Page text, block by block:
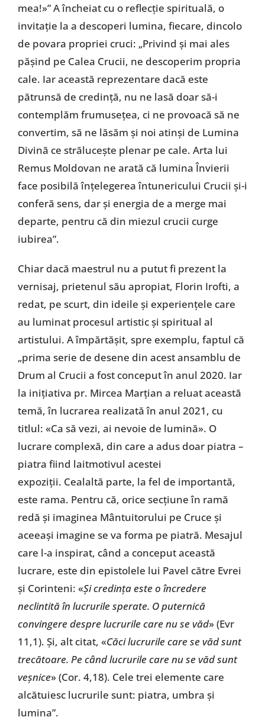
mea!»” A încheiat cu o reflecție spirituală, o
invitație la a descoperi lumina, fiecare, dincolo
de povara propriei cruci: „Privind și mai ales
pășind pe Calea Crucii, ne descoperim propria
cale. Iar această reprezentare dacă este
pătrunsă de credință, nu ne lasă doar să-i
contemplăm frumusețea, ci ne provoacă să ne
convertim, să ne lăsăm și noi atinși de Lumina
Divină ce strălucește plenar pe cale. Arta lui
Remus Moldovan ne arată că lumina Învierii
face posibilă înțelegerea întunericului Crucii și-i
conferă sens, dar și energia de a merge mai
departe, pentru că din miezul crucii curge
iubirea”.
Chiar dacă maestrul nu a putut fi prezent la
vernisaj, prietenul său apropiat, Florin Irofti, a
redat, pe scurt, din ideile și experiențele care
au luminat procesul artistic și spiritual al
artistului. A împărtășit, spre exemplu, faptul că
„prima serie de desene din acest ansamblu de
Drum al Crucii a fost conceput în anul 2020. Iar
la inițiativa pr. Mircea Marțian a reluat această
temă, în lucrarea realizată în anul 2021, cu
titlul: «Ca să vezi, ai nevoie de lumină». O
lucrare complexă, din care a adus doar piatra –
piatra fiind laitmotivul acestei
expoziții. Cealaltă parte, la fel de importantă,
este rama. Pentru că, orice secțiune în ramă
redă și imaginea Mântuitorului pe Cruce și
aceeași imagine se va forma pe piatră. Mesajul
care l-a inspirat, când a conceput această
lucrare, este din epistolele lui Pavel către Evrei
și Corinteni: «Și credința este o încredere
neclintită în lucrurile sperate. O puternică
convingere despre lucrurile care nu se văd» (Evr
11,1). Și, alt citat, «Căci lucrurile care se văd sunt
trecătoare. Pe când lucrurile care nu se văd sunt
veșnice» (Cor. 4,18). Cele trei elemente care
alcătuiesc lucrurile sunt: piatra, umbra și
lumina”.